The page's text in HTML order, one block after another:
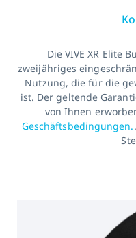
Die VIVE XR Elite
zweijähriges
Nutzung, die für die
ist. Der geltende
von Ihnen
Geschäftsbedingungen.